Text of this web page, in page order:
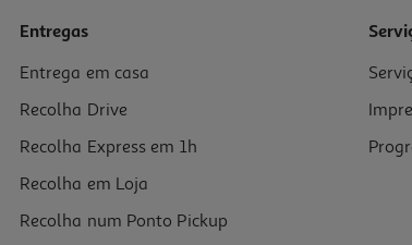
Entregas
Entrega em casa
Recolha Drive
Recolha Express em 1h
Recolha em Loja
Recolha num Ponto Pickup